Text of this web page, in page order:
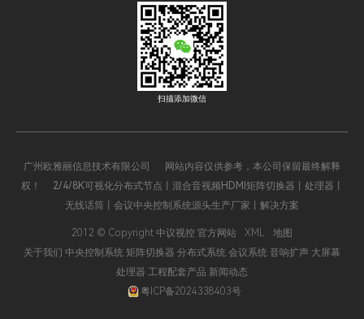
议的变革中，广州欧雅丽信
息技术有限公司oyalee中议
视控的矩阵切换器“8进8出
FLX-NANO，16进16出FLX-
PLUS、72进72出FLX-
SUPER、288进288出FLX-
MAX”以其强大的功能与卓
越的性能，悄然成为推动行
业发展的核心引擎，开启了
智能会议的新纪元。
SUPER、288进288出FLX-
MAX”作为实现音视频信号
灵活切换与分配的核心设
备，广泛应用于会议室、监
控中心、多媒体展厅等多个
输出通道数，直接决定了其
那么，如何根据实际需求精
准选择合适的输入输出通道
数呢？这需要我们深入了解
矩阵切换器的工作原理、应
用场景以及关键影响因素。
扫描添加微信
广州欧雅丽信息技术有限公司 网站内容仅供参考，本公司保留最终解释
权！ 2/4/8K可视化分布式节点丨混合音视频HDMI矩阵切换器丨处理器丨
无线话筒丨会议中央控制系统源头生产厂家丨解决方案
2012 © Copyright 中议视控 官方网站 XML
地图
关于我们 中央控制系统 矩阵切换器 分布式系统 会议系统 音响扩声 大屏幕
处理器 工程配套产品 新闻动态
粤ICP备2024338403号